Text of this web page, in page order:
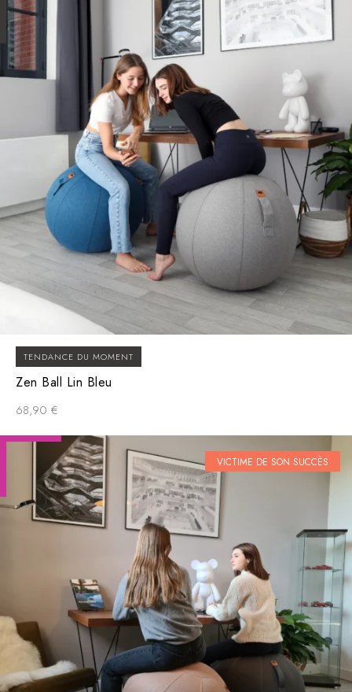
TENDANCE DU MOMENT
Zen Ball Lin Bleu
68,90 €
VICTIME DE SON SUCCÈS